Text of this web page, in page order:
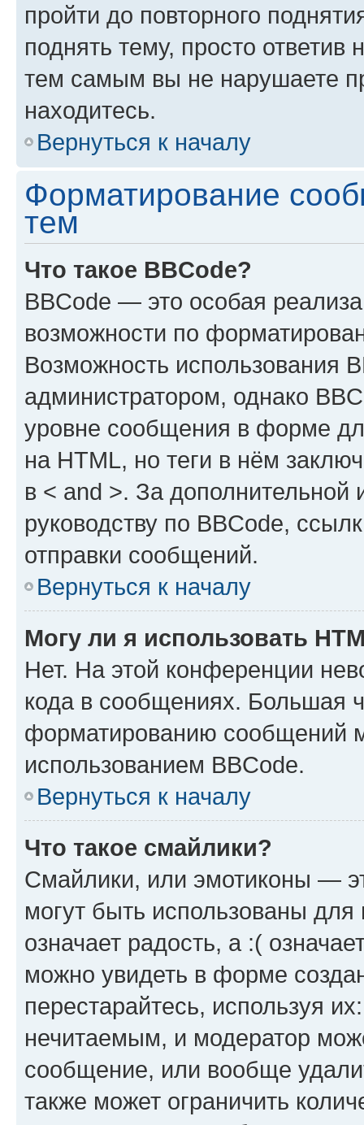
пройти до повторного
поднять тему, просто ответив
тем самым вы не нарушаете
находитесь.
Вернуться к началу
Форматирование
тем
Что такое BBCode?
BBCode — это особая
возможности по
Возможность использования
администратором, однако
уровне сообщения в форме
на HTML, но теги в нём
в < and >. За
руководству по BBCode,
отправки сообщений.
Вернуться к началу
Могу ли я использовать
Нет. На этой конференции
кода в сообщениях. Большая
форматированию сообщений
использованием BBCode.
Вернуться к началу
Что такое смайлики?
Смайлики, или эмотиконы —
могут быть использованы
означает радость, а :(
можно увидеть в форме
перестарайтесь, используя
нечитаемым, и модератор
сообщение, или вообще
также может ограничить